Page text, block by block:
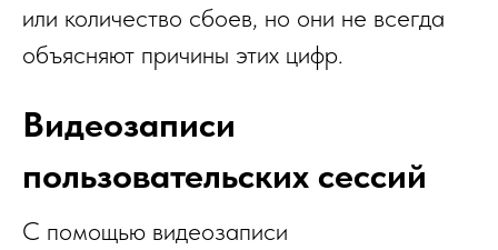
или количество сбоев, но они не всегда
объясняют причины этих цифр.
Видеозаписи
пользовательских сессий
С помощью видеозаписи